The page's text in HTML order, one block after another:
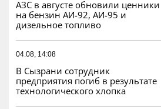
АЗС в августе обновили ценники
на бензин АИ-92, АИ-95 и
дизельное топливо
04.08, 14:08
В Сызрани сотрудник
предприятия погиб в результате
технологического хлопка